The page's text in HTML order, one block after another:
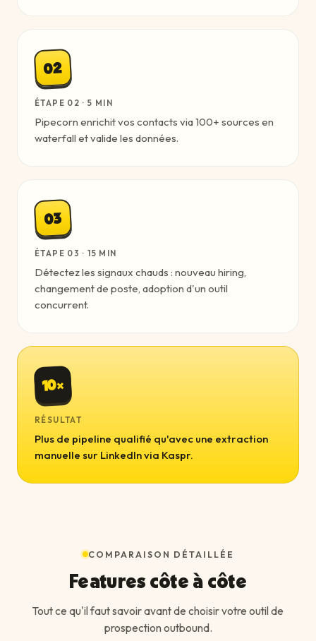
02
ÉTAPE 02 ·5 MIN
Pipecorn enrichit vos contacts via 100+ sources en
waterfall et valide les données.
03
ÉTAPE 03 ·15 MIN
Détectez les signaux chauds : nouveau hiring,
changement de poste, adoption d'un outil
concurrent.
10×
RÉSULTAT
Plus de pipeline qualifié qu'avec une extraction
manuelle sur LinkedIn via Kaspr.
COMPARAISON DÉTAILLÉE
Features côte à côte
Tout ce qu'il faut savoir avant de choisir votre outil de
prospection outbound.